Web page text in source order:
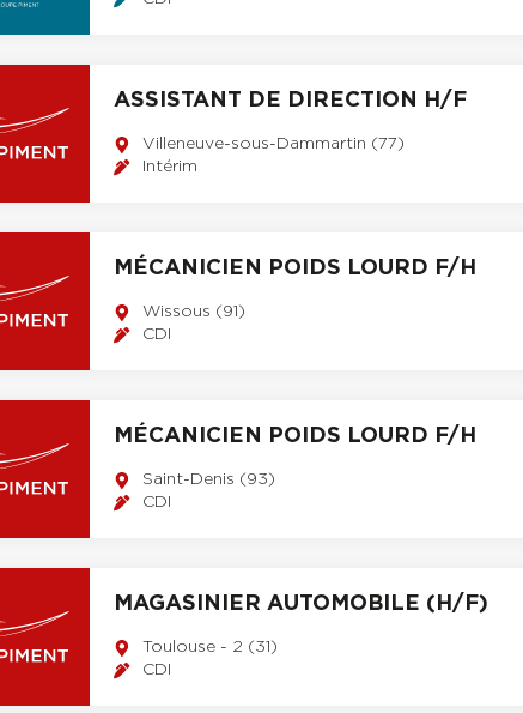
ASSISTANT DE DIRECTION H/F
Villeneuve-sous-Dammartin (77)
Intérim
MÉCANICIEN POIDS LOURD F/H
Wissous (91)
CDI
MÉCANICIEN POIDS LOURD F/H
Saint-Denis (93)
CDI
MAGASINIER AUTOMOBILE (H/F)
Toulouse - 2 (31)
CDI